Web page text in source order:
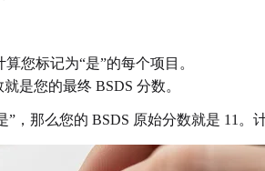
您标记为“是”的每个项目。
是您的最终 BSDS 分数。
，那么您的 BSDS 原始分数就是 11。